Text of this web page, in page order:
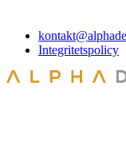
Integritetspolicy